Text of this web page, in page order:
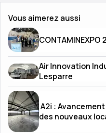
Vous aimerez aussi
CONTAMINEXPO
Air Innovation
Lesparre
A2i :
des nouveaux